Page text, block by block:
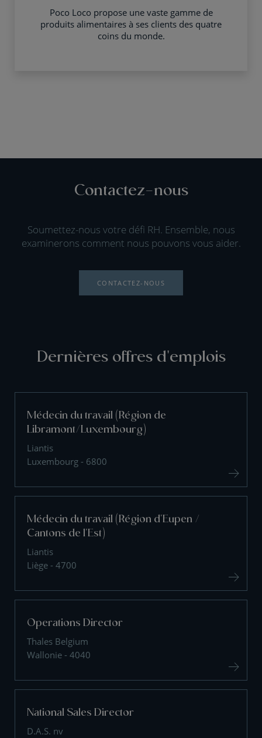
Poco Loco propose une vaste gamme de
produits alimentaires à ses clients des quatre
coins du monde.
Contactez-nous
Soumettez-nous votre défi RH. Ensemble, nous
examinerons comment nous pouvons vous aider.
CONTACTEZ-NOUS
Dernières offres d'emplois
Médecin du travail (Région de
Libramont/Luxembourg)
Liantis
Luxembourg - 6800
Médecin du travail (Région d'Eupen /
Cantons de l'Est)
Liantis
Liège - 4700
Operations Director
Thales Belgium
Wallonie - 4040
National Sales Director
D.A.S. nv